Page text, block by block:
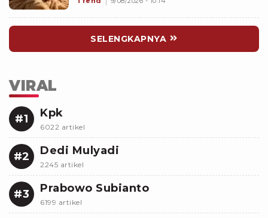
SELENGKAPNYA
VIRAL
#1 Kpk
6022 artikel
#2 Dedi Mulyadi
2245 artikel
#3 Prabowo Subianto
6199 artikel